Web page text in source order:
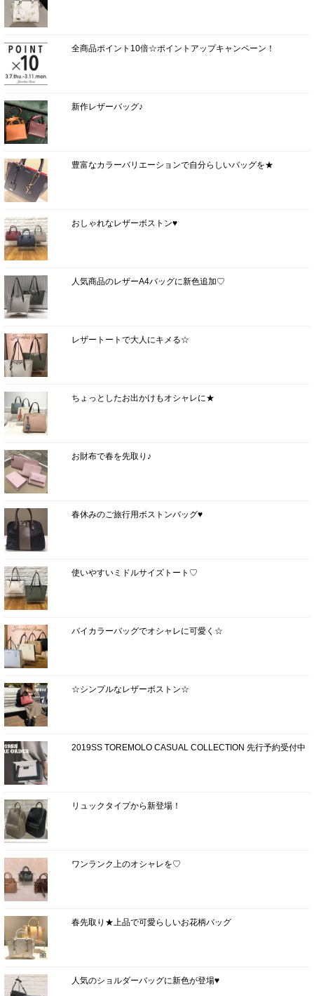
全商品ポイント10倍☆ポイントアップキャンペーン！
新作レザーバッグ♪
豊富なカラーバリエーションで自分らしいバッグを★
おしゃれなレザーボストン♥
人気商品のレザーA4バッグに新色追加♡
レザートートで大人にキメる☆
ちょっとしたお出かけもオシャレに★
お財布で春を先取り♪
春休みのご旅行用ボストンバッグ♥
使いやすいミドルサイズトート♡
バイカラーバッグでオシャレに可愛く☆
☆シンプルなレザーボストン☆
2019SS TOREMOLO CASUAL COLLECTION 先行予約受付中
リュックタイプから新登場！
ワンランク上のオシャレを♡
春先取り★上品で可愛らしいお花柄バッグ
人気のショルダーバッグに新色が登場♥